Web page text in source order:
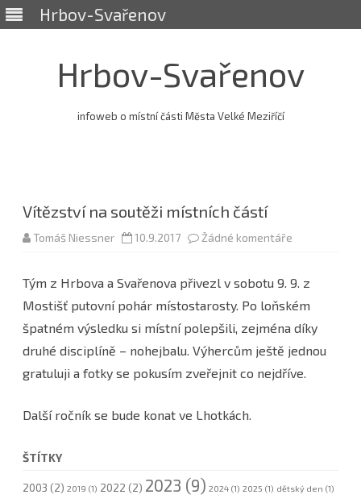
Hrbov-Svařenov
Hrbov-Svařenov
infoweb o místní části Města Velké Meziříčí
Vítězství na soutěži místních částí
Tomáš Niessner 10.9.2017 Žádné komentáře
Vítězství
soutěži
částí
Tým z Hrbova a Svařenova přivezl v sobotu 9. 9. z
Mostišť putovní pohár místostarosty. Po loňském
špatném výsledku si místní polepšili, zejména díky
druhé disciplíně – nohejbalu. Výhercům ještě jednou
gratuluji a fotky se pokusím zveřejnit co nejdříve.
Další ročník se bude konat ve Lhotkách.
ŠTÍTKY
2003 (2) 2019 (1) 2022 (2) 2023 (9) 2024 (1) 2025 (1) dětský den (1)